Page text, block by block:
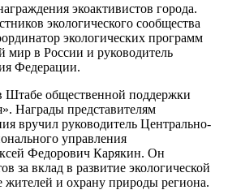
экоактивистов города.
экологического сообщества
экологических программ
мир в России и руководитель
Федерации.
общественной поддержки
Награды представителям
вручил руководитель Центрально-
управления
Федорович Карякин. Он
за вклад в развитие экологической
жителей и охрану природы региона.